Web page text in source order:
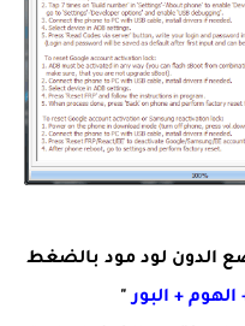
الدون لود مود بالضغط
+ البور"